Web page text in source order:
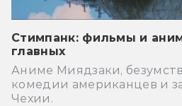
Стимпанк: фильмы и
главных
Аниме Миядзаки,
комедии американцев и
Чехии.